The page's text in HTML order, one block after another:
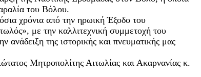
του Βόλου.
χρόνια από την ηρωική Έξοδο του
με την καλλιτεχνική συμμετοχή του
της ιστορικής και πνευματικής μας
Μητροπολίτης Αιτωλίας και Ακαρνανίας κ.